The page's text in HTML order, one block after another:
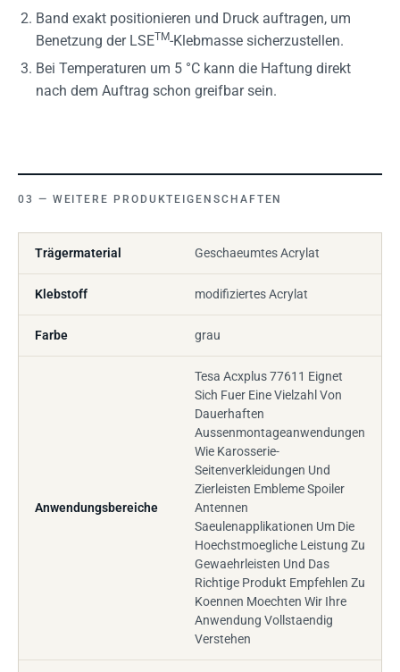
Band exakt positionieren und Druck auftragen, um
Benetzung der LSETM-Klebmasse sicherzustellen.
Bei Temperaturen um 5 °C kann die Haftung direkt
nach dem Auftrag schon greifbar sein.
WEITERE PRODUKTEIGENSCHAFTEN
Trägermaterial Geschaeumtes Acrylat
Klebstoff modifiziertes Acrylat
Farbe grau
Anwendungsbereiche
Tesa Acxplus 77611 Eignet
Sich Fuer Eine Vielzahl Von
Dauerhaften
Aussenmontageanwendungen
Wie Karosserie-
Seitenverkleidungen Und
Zierleisten Embleme Spoiler
Antennen
Saeulenapplikationen Um Die
Hoechstmoegliche Leistung Zu
Gewaehrleisten Und Das
Richtige Produkt Empfehlen Zu
Koennen Moechten Wir Ihre
Anwendung Vollstaendig
Verstehen